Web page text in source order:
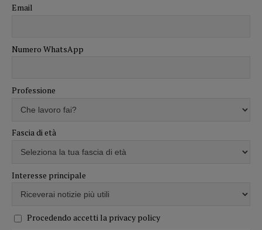
Email
Numero WhatsApp
Professione
Fascia di età
Interesse principale
Procedendo accetti la privacy policy